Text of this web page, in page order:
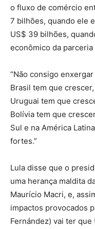
o fluxo de comércio
7 bilhões, quando ele
US$ 39 bilhões,
econômico da
“Não consigo
Brasil tem que
Uruguai tem que
Bolívia tem que
Sul e na América
fortes.”
Lula disse que o
uma herança maldita
Maurício Macri, e,
impactos provocados
Fernández) vai ter